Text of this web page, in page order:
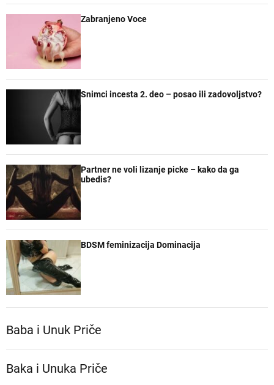
Zabranjeno Voce
Snimci incesta 2. deo – posao ili zadovoljstvo?
Partner ne voli lizanje picke – kako da ga
ubedis?
BDSM feminizacija Dominacija
Baba i Unuk Priče
Baka i Unuka Pričе